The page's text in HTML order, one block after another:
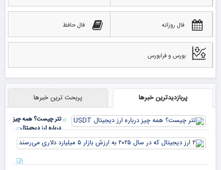
فال روزانه فال حافظ
بورس و فرابورس
پربازدیدترین خبرها پربحث ترین خبرها
تتر چیست؟ همه چیز
درباره ارز دیجیتال
USDT